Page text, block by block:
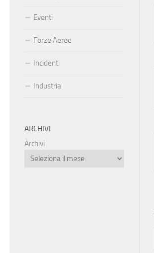
Eventi
Forze Aeree
Incidenti
Industria
ARCHIVI
Archivi